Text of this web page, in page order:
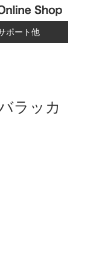
ポート他
ラッカ